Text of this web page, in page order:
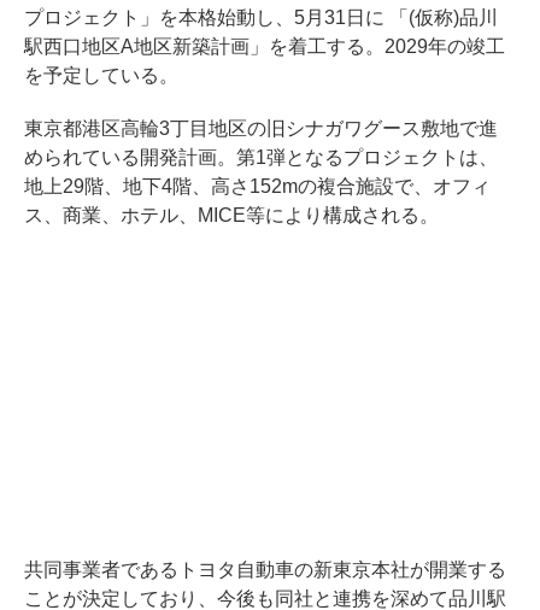
プロジェクト」を本格始動し、5月31日に 「(仮称)品川
駅西口地区A地区新築計画」を着工する。2029年の竣工
を予定している。
東京都港区高輪3丁目地区の旧シナガワグース敷地で進
められている開発計画。第1弾となるプロジェクトは、
地上29階、地下4階、高さ152mの複合施設で、オフィ
ス、商業、ホテル、MICE等により構成される。
共同事業者であるトヨタ自動車の新東京本社が開業する
ことが決定しており、今後も同社と連携を深めて品川駅